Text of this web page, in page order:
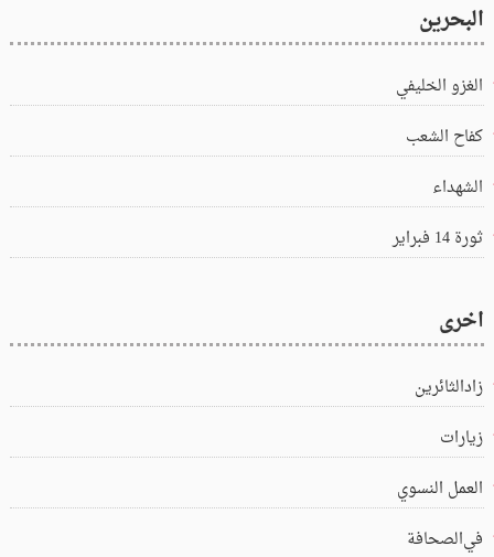
البحرين
الغزو الخليفي
كفاح الشعب
الشهداء
ثورة 14 فبراير
اخرى
زادالثائرين
زيارات
العمل النسوي
في‌الصحافة